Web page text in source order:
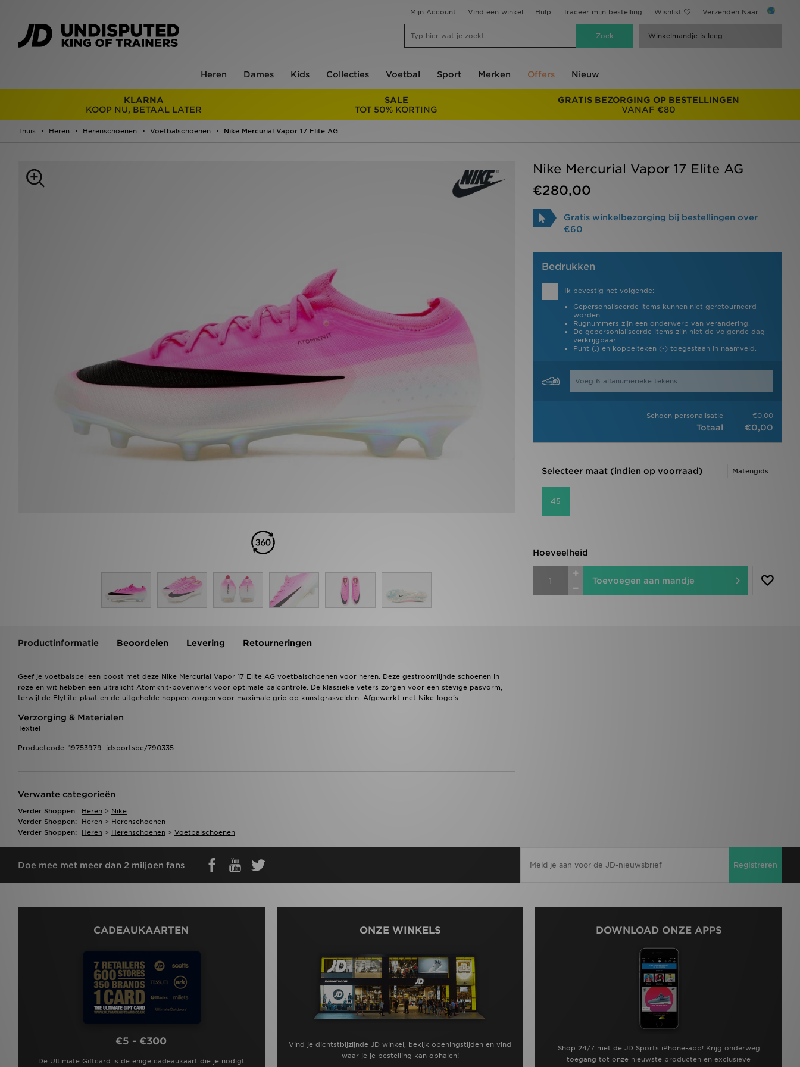
Mijn Account Vind een winkel Hulp Traceer mijn bestelling Wishlist Verzenden Naar...
Winkelmandje is leeg
Heren Dames Kids Collecties Voetbal Sport Merken Offers Nieuw
KLARNA
KOOP NU, BETAAL LATER
SALE
TOT 50% KORTING
GRATIS BEZORGING OP BESTELLINGEN
VANAF €80
Thuis Heren Herenschoenen Voetbalschoenen Nike Mercurial Vapor 17 Elite AG
Nike Mercurial Vapor 17 Elite AG
€280,00
Gratis winkelbezorging bij bestellingen over
€60
Bedrukken
Ik bevestig het volgende:
Gepersonaliseerde items kunnen niet geretourneerd
worden.
Rugnummers zijn een onderwerp van verandering.
De gepersonialiseerde items zijn niet de volgende dag
verkrijgbaar.
Punt (.) en koppelteken (-) toegestaan in naamveld.
Schoen personalisatie €0,00
Totaal €0,00
Selecteer maat (indien op voorraad) Matengids
45
Hoeveelheid
Toevoegen aan mandje
Productinformatie Beoordelen Levering Retourneringen
Geef je voetbalspel een boost met deze Nike Mercurial Vapor 17 Elite AG voetbalschoenen voor heren. Deze gestroomlijnde schoenen in
roze en wit hebben een ultralicht Atomknit-bovenwerk voor optimale balcontrole. De klassieke veters zorgen voor een stevige pasvorm,
terwijl de FlyLite-plaat en de uitgeholde noppen zorgen voor maximale grip op kunstgrasvelden. Afgewerkt met Nike-logo's.
Verzorging & Materialen
Textiel
Productcode: 19753979_jdsportsbe/790335
Verwante categorieën
Verder Shoppen: Heren > Nike
Verder Shoppen:
Heren > Herenschoenen
Verder Shoppen:
Heren > Herenschoenen > Voetbalschoenen
Doe mee met meer dan 2 miljoen fans Registreren
CADEAUKAARTEN
€5 - €300
De Ultimate Giftcard is de enige cadeaukaart die je nodigt
ONZE WINKELS
Vind je dichtstbijzijnde JD winkel, bekijk openingstijden en vind
waar je je bestelling kan ophalen!
DOWNLOAD ONZE APPS
Shop 24/7 met de JD Sports iPhone-app! Krijg onderweg
toegang tot onze nieuwste producten en exclusieve